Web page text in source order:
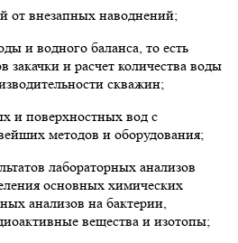
от внезапных наводнений;
и водного баланса, то есть
закачки и расчет количества воды
скважин;
и поверхностных вод с
методов и оборудования;
лабораторных анализов
основных химических
анализов на бактерии,
вещества и изотопы;